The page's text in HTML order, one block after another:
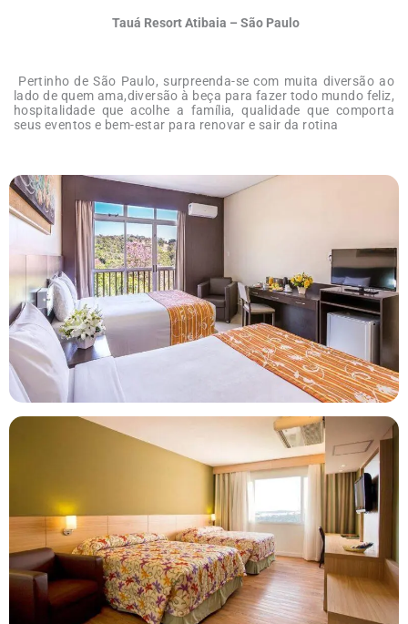
Tauá Resort Atibaia – São Paulo
Pertinho de São Paulo, surpreenda-se com muita diversão ao
lado de quem ama,diversão à beça para fazer todo mundo feliz,
hospitalidade que acolhe a família, qualidade que comporta
seus eventos e bem-estar para renovar e sair da rotina